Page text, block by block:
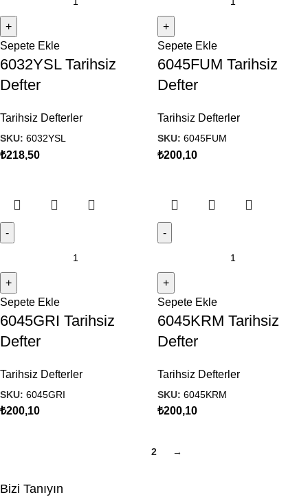
Sepete Ekle
6032YSL Tarihsiz
Defter
Tarihsiz Defterler
SKU: 6032YSL
₺218,50
Sepete Ekle
6045FUM Tarihsiz
Defter
Tarihsiz Defterler
SKU: 6045FUM
₺200,10
Sepete Ekle
6045GRI Tarihsiz
Defter
Tarihsiz Defterler
SKU: 6045GRI
₺200,10
Sepete Ekle
6045KRM Tarihsiz
Defter
Tarihsiz Defterler
SKU: 6045KRM
₺200,10
2 →
Bizi Tanıyın